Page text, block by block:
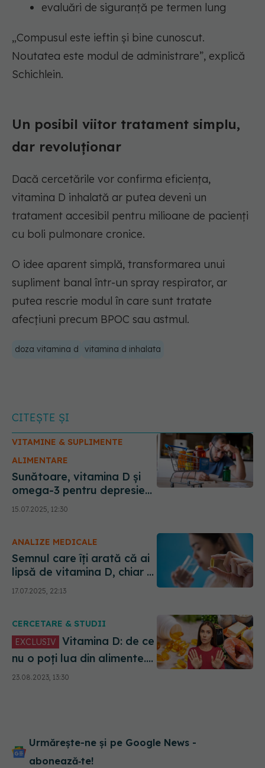
evaluări de siguranță pe termen lung
„Compusul este ieftin și bine cunoscut.
Noutatea este modul de administrare”, explică
Schichlein.
Un posibil viitor tratament simplu,
dar revoluționar
Dacă cercetările vor confirma eficiența,
vitamina D inhalată ar putea deveni un
tratament accesibil pentru milioane de pacienți
cu boli pulmonare cronice.
O idee aparent simplă, transformarea unui
supliment banal într-un spray respirator, ar
putea rescrie modul în care sunt tratate
afecțiuni precum BPOC sau astmul.
doza vitamina d vitamina d inhalata
CITEȘTE ȘI
VITAMINE & SUPLIMENTE
ALIMENTARE
Sunătoare, vitamina D și
omega-3 pentru depresie?
Uite ce funcționează și ce
15.07.2025, 12:30
ANALIZE MEDICALE
Semnul care îți arată că ai
lipsă de vitamina D, chiar și
vara
17.07.2025, 22:13
CERCETARE & STUDII
EXCLUSIV
nu o poți lua din alimente.
Cele mai bune 15 minute să
stai la soare. Îți dau doza
zilnic!
23.08.2023, 13:30
Urmărește-ne și pe Google News -
abonează‑te!